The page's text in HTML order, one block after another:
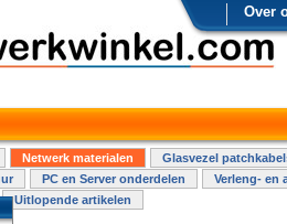
Over
Netwerk materialen
Glasvezel
PC en Server onderdelen
Verleng- en
Uitlopende artikelen